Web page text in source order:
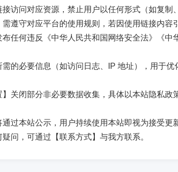
访问对应资源，禁止用户以任何形式（如复
遵守对应平台的使用规则，若因使用链接内容
任何违反《中华人民共和国网络安全法》《
的必要信息（如访问日志、IP 地址），用于
关闭部分非必要数据收集，具体以本站隐私政
过本站公示，用户持续使用本站即视为接受更
问，可通过【联系方式】与我方联系。